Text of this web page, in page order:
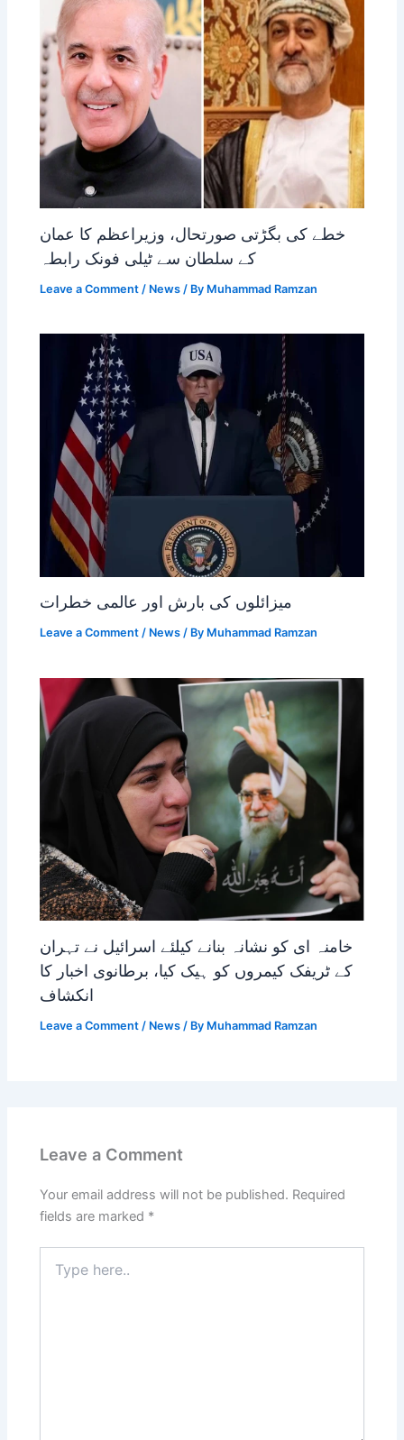
خطے کی بگڑتی صورتحال، وزیراعظم کا عمان
کے سلطان سے ٹیلی فونک رابطہ
Leave a Comment / News / By Muhammad Ramzan
میزائلوں کی بارش اور عالمی خطرات
Leave a Comment / News / By Muhammad Ramzan
خامنہ ای کو نشانہ بنانے کیلئے اسرائیل نے تہران
کے ٹریفک کیمروں کو ہیک کیا، برطانوی اخبار کا
انکشاف
Leave a Comment / News / By Muhammad Ramzan
Leave a Comment
Your email address will not be published. Required
fields are marked *
here..